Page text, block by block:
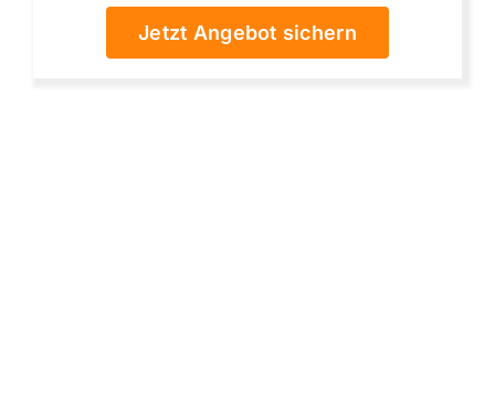
Jetzt Angebot sichern